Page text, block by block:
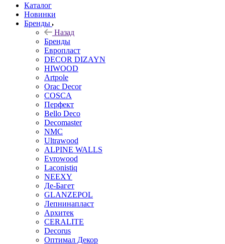
Каталог
Новинки
Бренды
Назад
Бренды
Европласт
DECOR DIZAYN
HIWOOD
Artpole
Orac Decor
COSCA
Перфект
Bello Deco
Decomaster
NMС
Ultrawood
ALPINE WALLS
Evrowood
Laconistiq
NEEXY
Де-Багет
GLANZEPOL
Лепнинапласт
Архитек
CERALITE
Decorus
Оптимал Декор